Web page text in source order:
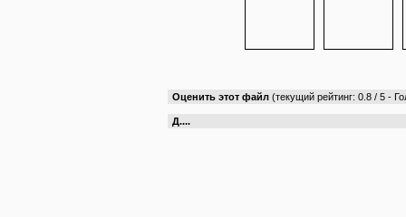
Оценить этот файл (текущий рейтинг: 0.8 / 5 -
Д....